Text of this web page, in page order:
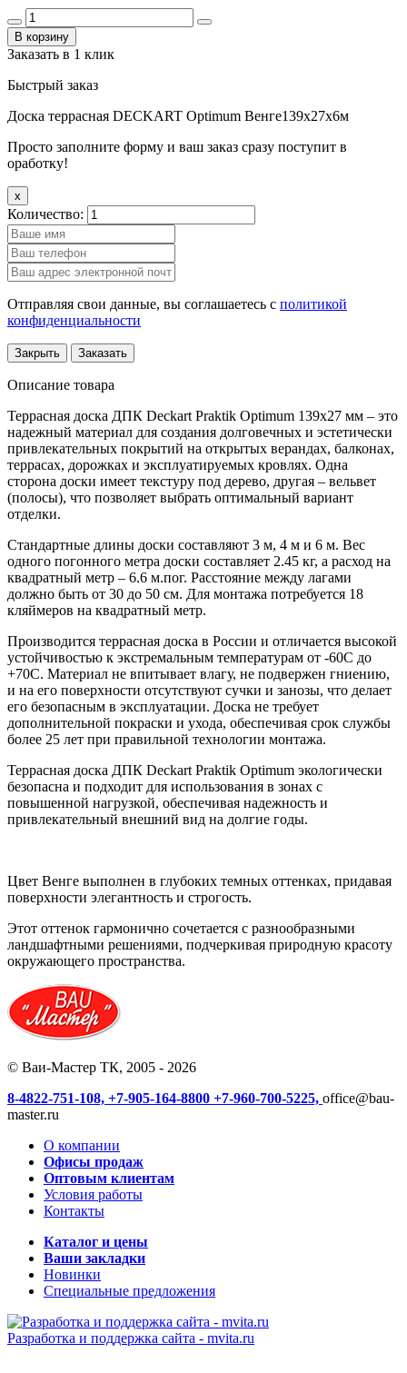
В корзину
Заказать в 1 клик
Быстрый заказ
Доска террасная DECKART Optimum Венге139х27х6м
Просто заполните форму и ваш заказ сразу поступит в
оработку!
x
Количество:
Отправляя свои данные, вы соглашаетесь с политикой
конфиденциальности
Закрыть Заказать
Описание товара
Террасная доска ДПК Deckart Praktik Optimum 139х27 мм – это
надежный материал для создания долговечных и эстетически
привлекательных покрытий на открытых верандах, балконах,
террасах, дорожках и эксплуатируемых кровлях. Одна
сторона доски имеет текстуру под дерево, другая – вельвет
(полосы), что позволяет выбрать оптимальный вариант
отделки.
Стандартные длины доски составляют 3 м, 4 м и 6 м. Вес
одного погонного метра доски составляет 2.45 кг, а расход на
квадратный метр – 6.6 м.пог. Расстояние между лагами
должно быть от 30 до 50 см. Для монтажа потребуется 18
кляймеров на квадратный метр.
Производится террасная доска в России и отличается высокой
устойчивостью к экстремальным температурам от -60С до
+70С. Материал не впитывает влагу, не подвержен гниению,
и на его поверхности отсутствуют сучки и занозы, что делает
его безопасным в эксплуатации. Доска не требует
дополнительной покраски и ухода, обеспечивая срок службы
более 25 лет при правильной технологии монтажа.
Террасная доска ДПК Deckart Praktik Optimum экологически
безопасна и подходит для использования в зонах с
повышенной нагрузкой, обеспечивая надежность и
привлекательный внешний вид на долгие годы.
Цвет Венге выполнен в глубоких темных оттенках, придавая
поверхности элегантность и строгость.
Этот оттенок гармонично сочетается с разнообразными
ландшафтными решениями, подчеркивая природную красоту
окружающего пространства.
© Ваи-Мастер ТК, 2005 - 2026
8-4822-751-108, +7-905-164-8800 +7-960-700-5225, office@bau-
master.ru
О компании
Офисы продаж
Оптовым клиентам
Условия работы
Контакты
Каталог и цены
Ваши закладки
Новинки
Специальные предложения
Разработка и поддержка сайта - mvita.ru